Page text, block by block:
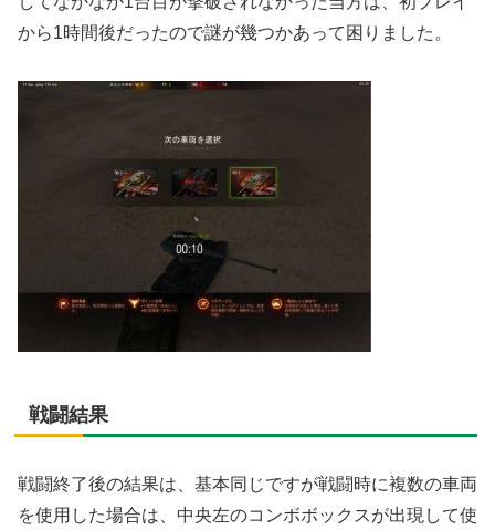
から1時間後だったので謎が幾つかあって困りました。
戦闘結果
戦闘終了後の結果は、基本同じですが戦闘時に複数の車両
を使用した場合は、中央左のコンボボックスが出現して使